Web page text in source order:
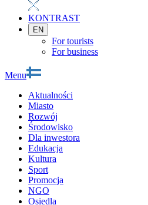
KONTRAST
EN
For tourists
For business
Menu
Aktualności
Miasto
Rozwój
Środowisko
Dla inwestora
Edukacja
Kultura
Sport
Promocja
NGO
Osiedla